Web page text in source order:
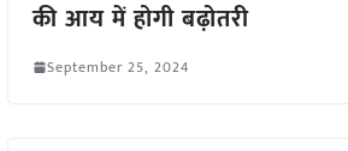
की आय में होगी बढ़ोतरी
September 25, 2024